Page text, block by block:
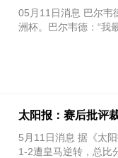
05月11日消息 巴尔韦
洲杯。巴尔韦德：“我
太阳报：赛后批评
5月11日消息 据《太
1-2遭皇马逆转，总比